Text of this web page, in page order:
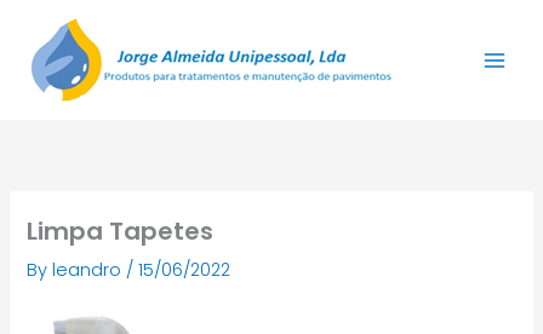
content
Limpa Tapetes
Byleandro /15/06/2022